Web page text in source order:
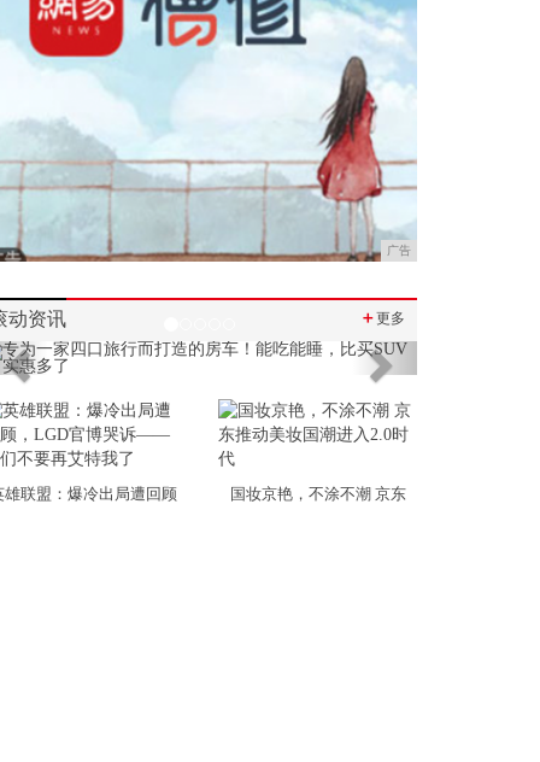
广告
动资讯 ＋更多
Previous Next
雄联盟：爆冷出局遭回顾 国妆京艳，不涂不潮 京东